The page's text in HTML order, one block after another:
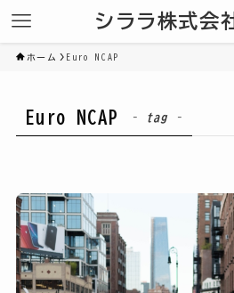
シララ株式会
ホーム Euro NCAP
Euro NCAP – tag –